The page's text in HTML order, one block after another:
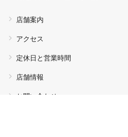
店舗案内
アクセス
定休日と営業時間
店舗情報
お問い合わせ